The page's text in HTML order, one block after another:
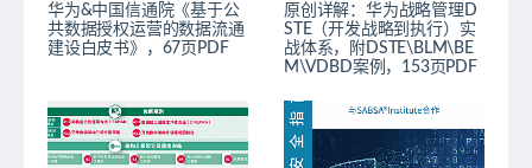
华为&中国信通院《基于公
共数据授权运营的数据流通
建设白皮书》，67页PDF
原创详解：华为战略管理D
STE（开发战略到执行）实
战体系，附DSTE\BLM\BE
M\VDBD案例，153页PDF